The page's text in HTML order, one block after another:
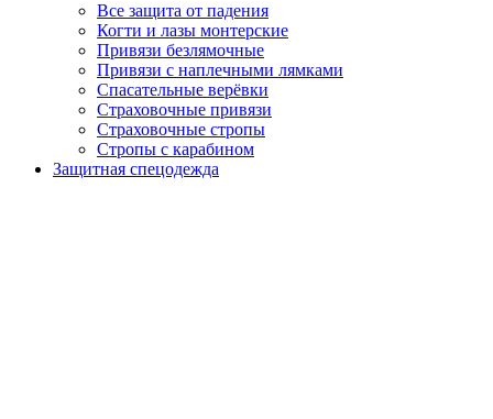
Все защита от падения
Когти и лазы монтерские
Привязи безлямочные
Привязи с наплечными лямками
Спасательные верёвки
Страховочные привязи
Страховочные стропы
Стропы с карабином
Защитная спецодежда